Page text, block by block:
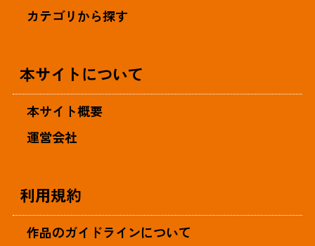
カテゴリから探す
本サイトについて
本サイト概要
運営会社
利用規約
作品のガイドラインについて